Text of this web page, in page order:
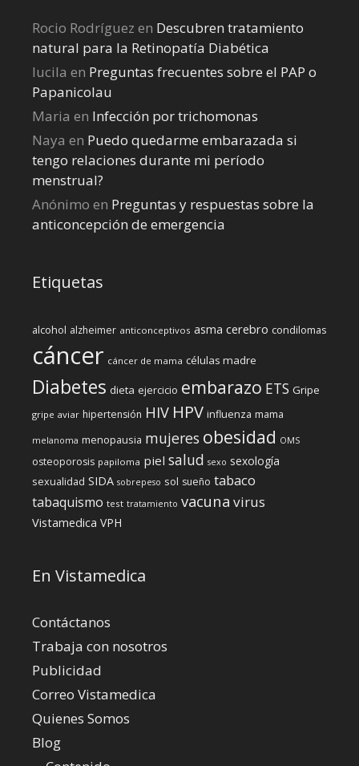
Rocio Rodríguez en Descubren tratamiento
natural para la Retinopatía Diabética
lucila en Preguntas frecuentes sobre el PAP o
Papanicolau
Maria en Infección por trichomonas
Naya en Puedo quedarme embarazada si
tengo relaciones durante mi perí­odo
menstrual?
Anónimo en Preguntas y respuestas sobre la
anticoncepción de emergencia
Etiquetas
alcohol alzheimer anticonceptivos asma cerebro condilomas
cáncer cáncer de mama células madre
Diabetes dieta ejercicio embarazo ETS Gripe
gripe aviar hipertensión HIV HPV influenza mama
melanoma menopausia mujeres obesidad OMS
osteoporosis papiloma piel salud sexo sexología
sexualidad SIDA sobrepeso sol sueño tabaco
tabaquismo test tratamiento vacuna virus
Vistamedica VPH
En Vistamedica
Contáctanos
Trabaja con nosotros
Publicidad
Correo Vistamedica
Quienes Somos
Blog